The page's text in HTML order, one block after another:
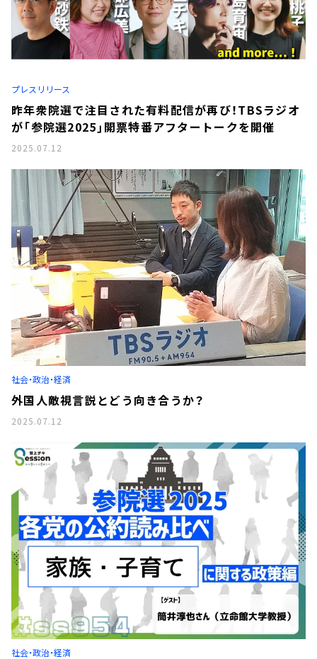
プレスリリース
昨年衆院選で注目された有料配信が再び！TBSラジオ
が「参院選2025」開票特番アフタートークを開催
2025.07.12
社会・政治・経済
外国人敵視言説とどう向き合うか？
2025.07.12
社会・政治・経済